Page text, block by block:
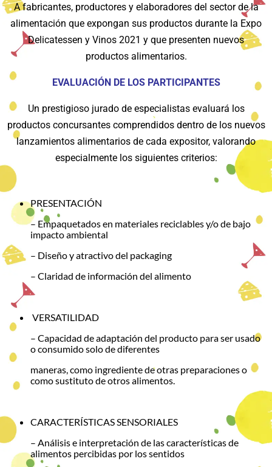
A fabricantes, productores y elaboradores del sector de la
alimentación que expongan sus productos durante la Expo
Delicatessen y Vinos 2021 y que presenten nuevos
productos alimentarios.
EVALUACIÓN DE LOS PARTICIPANTES
Un prestigioso jurado de especialistas evaluará los
productos concursantes comprendidos dentro de los nuevos
lanzamientos alimentarios de cada expositor, valorando
especialmente los siguientes criterios:
PRESENTACIÓN
– Empaquetados en materiales reciclables y/o de bajo
impacto ambiental
– Diseño y atractivo del packaging
– Claridad de información del alimento
VERSATILIDAD
– Capacidad de adaptación del producto para ser usado
o consumido solo de diferentes
maneras, como ingrediente de otras preparaciones o
como sustituto de otros alimentos.
CARACTERÍSTICAS SENSORIALES
– Análisis e interpretación de las características de
alimentos percibidas por los sentidos